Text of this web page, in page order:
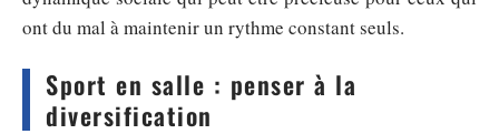
ont du mal à maintenir un rythme constant seuls.
Sport en salle : penser à la
diversification